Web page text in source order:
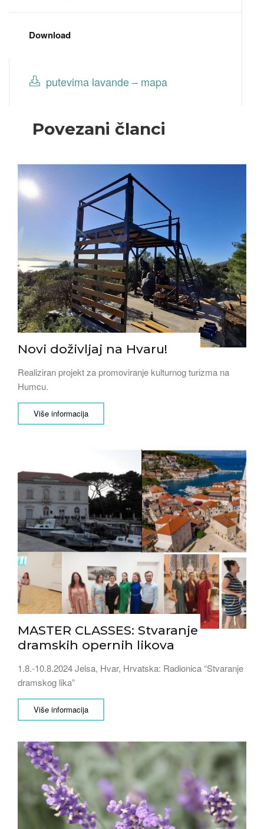
Download
putevima lavande – mapa
Povezani članci
Novi doživljaj na Hvaru!
Realiziran projekt za promoviranje kulturnog turizma na
Humcu.
Više informacija
MASTER CLASSES: Stvaranje
dramskih opernih likova
1.8.-10.8.2024 Jelsa, Hvar, Hrvatska: Radionica “Stvaranje
dramskog lika”
Više informacija